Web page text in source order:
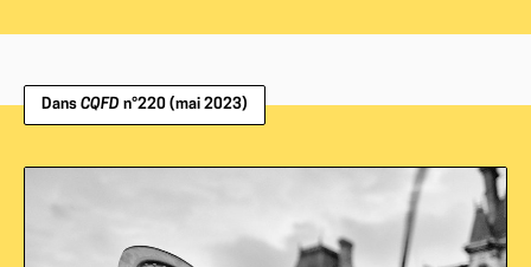
Dans CQFD n°220 (mai 2023)